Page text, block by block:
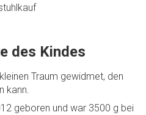
des Kindes
Traum gewidmet, den
kann.
geboren und war 3500 g bei